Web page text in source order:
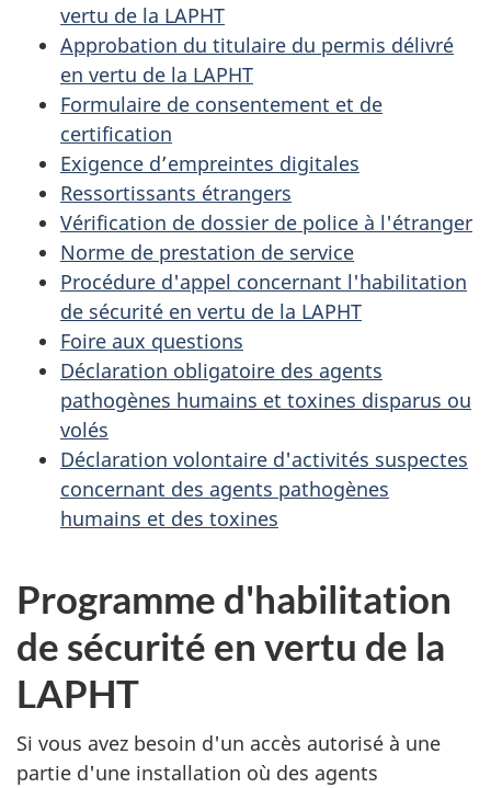
vertu de la LAPHT
Approbation du titulaire du permis délivré
en vertu de la LAPHT
Formulaire de consentement et de
certification
Exigence d’empreintes digitales
Ressortissants étrangers
Vérification de dossier de police à l'étranger
Norme de prestation de service
Procédure d'appel concernant l'habilitation
de sécurité en vertu de la LAPHT
Foire aux questions
Déclaration obligatoire des agents
pathogènes humains et toxines disparus ou
volés
Déclaration volontaire d'activités suspectes
concernant des agents pathogènes
humains et des toxines
Programme d'habilitation
de sécurité en vertu de la
LAPHT
Si vous avez besoin d'un accès autorisé à une
partie d'une installation où des agents